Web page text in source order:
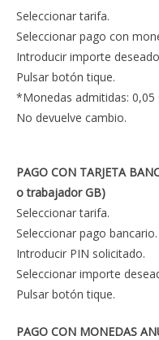
Seleccionar tarifa.
Seleccionar pago con
Introducir importe
Pulsar botón tique.
*Monedas admitidas: 0,05
No devuelve cambio.
PAGO CON TARJETA
o trabajador GB)
Seleccionar tarifa.
Seleccionar pago bancario.
Introducir PIN solicitado.
Seleccionar importe
Pulsar botón tique.
PAGO CON MONEDAS